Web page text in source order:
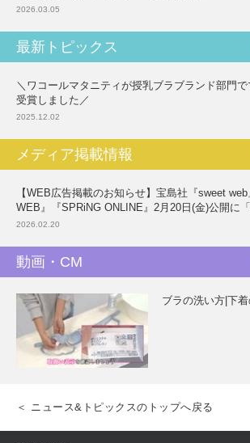
2026.03.05
最新トピックス
＼ワコールマタニティが授乳ブラブランド部門
受賞しました／
2025.12.02
メディア掲載情報
【WEB広告掲載のお知らせ】宝島社『sweet
WEB』『SPRiNG ONLINE』2月20日(金)公開に
2026.02.20
動画・CM
ブラの洗い方|下
＜ ニュース&トピックスのトップへ戻る